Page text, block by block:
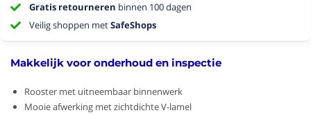
Makkelijk voor onderhoud en inspectie
Rooster met uitneembaar binnenwerk
Mooie afwerking met zichtdichte V-lamel
Gratis retourneren binnen 100 dagen
Veilig shoppen metSafeShops